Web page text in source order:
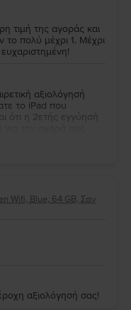
τον εσωτερικό
ή λάθος απάντηση σε
τιμής μεταξύ της
αυτής με λιγότερα GB, η
με δόσεις. Μπορείτε
σε πολλαπλές δόσεις.
(2020) 2ης γενιάς με
συμφέρουσες τιμές για
τιμή της αγοράς και
το πολύ μέχρι 1. Μέχρι
αξιολόγησή
το iPad που
ότι η 2ετής εγγύησή
Wifi, Blue, 64 GB, Σαν
αξιολόγησή σας!